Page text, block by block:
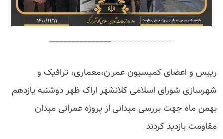
رییس و اعضای کمیسیون عمران،معماری، ترافیک و‌
شهرسازی شورای اسلامی کلانشهر اراک ظهر دوشنبه یازدهم
بهمن ماه جهت بررسی میدانی از پروژه عمرانی میدان
مقاومت بازدید کردند